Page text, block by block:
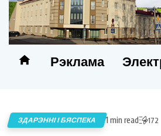
Рэклама
ЗДАРЭННІ І БЯСПЕКА 1 min read 172